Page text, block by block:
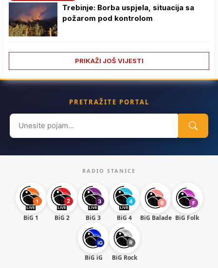
Trebinje: Borba uspjela, situacija sa
požarom pod kontrolom
PRIKAŽI JOŠ VIJESTI
PRETRAŽITE PORTAL
Search
for:
RADIO STANICE
BiG 1 BiG 2 BiG 3 BiG 4 BiG Balade BiG Folk
BiG iG BiG Rock